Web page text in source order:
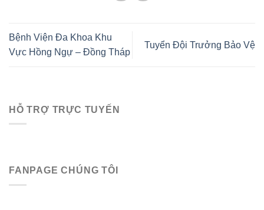
Bệnh Viện Đa Khoa Khu
Vực Hồng Ngự – Đồng Tháp
Tuyển Đội Trưởng Bảo Vệ
HỖ TRỢ TRỰC TUYẾN
FANPAGE CHÚNG TÔI